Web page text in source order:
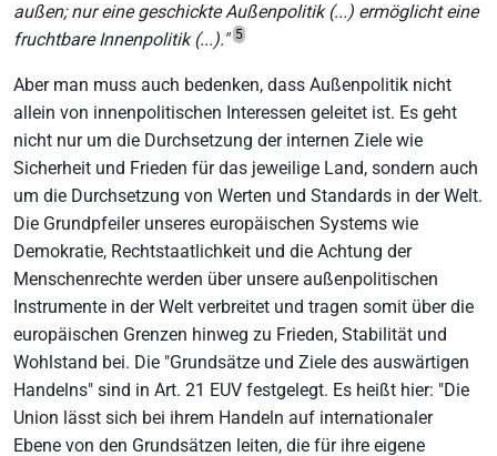
außen; nur eine geschickte Außenpolitik (...) ermöglicht eine
fruchtbare Innenpolitik (...)." 5
Aber man muss auch bedenken, dass Außenpolitik nicht
allein von innenpolitischen Interessen geleitet ist. Es geht
nicht nur um die Durchsetzung der internen Ziele wie
Sicherheit und Frieden für das jeweilige Land, sondern auch
um die Durchsetzung von Werten und Standards in der Welt.
Die Grundpfeiler unseres europäischen Systems wie
Demokratie, Rechtstaatlichkeit und die Achtung der
Menschenrechte werden über unsere außenpolitischen
Instrumente in der Welt verbreitet und tragen somit über die
europäischen Grenzen hinweg zu Frieden, Stabilität und
Wohlstand bei. Die "Grundsätze und Ziele des auswärtigen
Handelns" sind in Art. 21 EUV festgelegt. Es heißt hier: "Die
Union lässt sich bei ihrem Handeln auf internationaler
Ebene von den Grundsätzen leiten, die für ihre eigene